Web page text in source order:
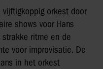
orkest door
shows voor Hans
ritme en de
voor improvisatie. De
in het orkest